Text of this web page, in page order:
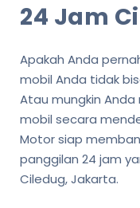
24 Jam
Apakah Anda
mobil Anda tidak
Atau mungkin
mobil secara
Motor siap
panggilan 24 jam
Ciledug, Jakarta.